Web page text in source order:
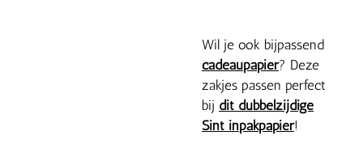
Wil je ook bijpassend
cadeaupapier? Deze
zakjes passen perfect
bij dit dubbelzijdige
Sint inpakpapier!